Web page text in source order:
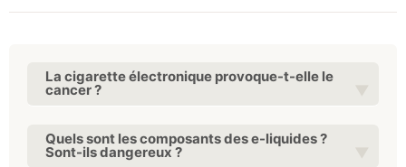
La cigarette électronique provoque-t-elle le
cancer ?
Quels sont les composants des e-liquides ?
Sont-ils dangereux ?